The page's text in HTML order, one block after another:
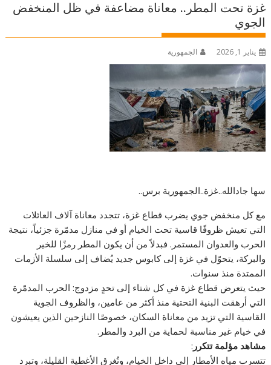
غزة تحت المطر.. معاناة مضاعفة في ظل المنخفض
الجوي
يناير 1, 2026 الجمهورية
سها جادالله..غزة..الجمهورية برس..
مع كل منخفض جوي يضرب قطاع غزة، تتجدد معاناة آلاف العائلات
التي تعيش ظروفًا قاسية تحت الخيام أو في منازل مدمّرة جزئياً، نتيجة
الحرب والعدوان المستمر. فبدلاً من أن يكون المطر رمزًا للخير
والبركة، يتحوّل في غزة إلى كابوس جديد يُضاف إلى سلسلة الأزمات
الممتدة منذ سنوات.
حيث يتعرض قطاع غزة في كل شتاء إلى تحدٍ مزدوج: الحرب المدمّرة
التي أرهقت البنية التحتية منذ أكثر من عامين، والظروف الجوية
القاسية التي تزيد من معاناة السكان، خصوصًا النازحين الذين يعيشون
في خيام غير مناسبة لحماية من البرد والمطر.
مشاهد مؤلمة تتكرر :
تتسرب مياه الأمطار إلى داخل الخيام، وتُغرق الأغطية القليلة، وتبرد